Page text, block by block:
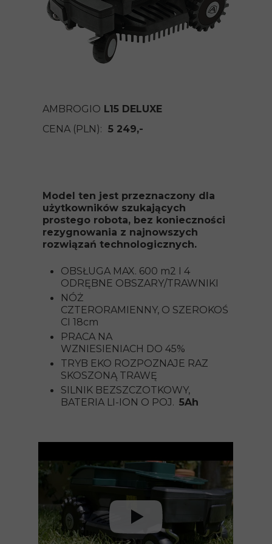
AMBROGIO L15 DELUXE
CENA (PLN): 5 249,-
Model ten jest przeznaczony dla
użytkowników szukających
prostego robota, bez konieczności
rezygnowania z najnowszych
rozwiązań technologicznych.
OBSŁUGA MAX. 600 m2 I 4
ODRĘBNE OBSZARY/TRAWNIKI
NÓŻ
CZTERORAMIENNY, O SZEROKOŚ
CI 18cm
PRACA NA
WZNIESIENIACH DO 45%
TRYB EKO ROZPOZNAJE RAZ
SKOSZONĄ TRAWĘ
SILNIK BEZSZCZOTKOWY,
BATERIA LI-ION O POJ. 5Ah